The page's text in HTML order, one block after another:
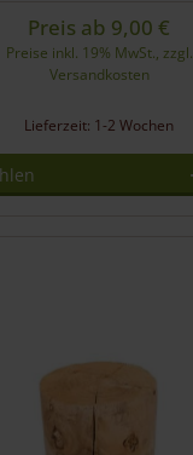
Preis ab 9,00 €
Preise inkl. 19% MwSt., zzgl.
Versandkosten
Lieferzeit: 1-2 Wochen